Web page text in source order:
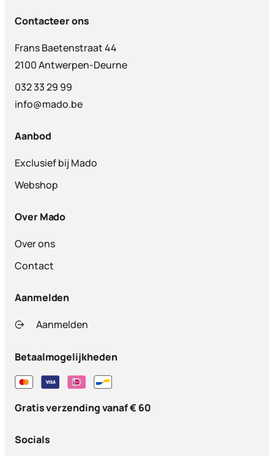
Contacteer ons
Frans Baetenstraat 44
2100 Antwerpen-Deurne
032 33 29 99
info@mado.be
Aanbod
Exclusief bij Mado
Webshop
Over Mado
Over ons
Contact
Aanmelden
Aanmelden
Betaalmogelijkheden
Gratis verzending vanaf € 60
Socials